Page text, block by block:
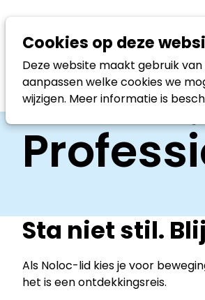
Cookies op deze
Deze website maakt gebruik
aanpassen welke cookies we
wijzigen. Meer informatie is
Sta niet stil.
Als Noloc-lid kies je voor
het is een ontdekkingsreis.